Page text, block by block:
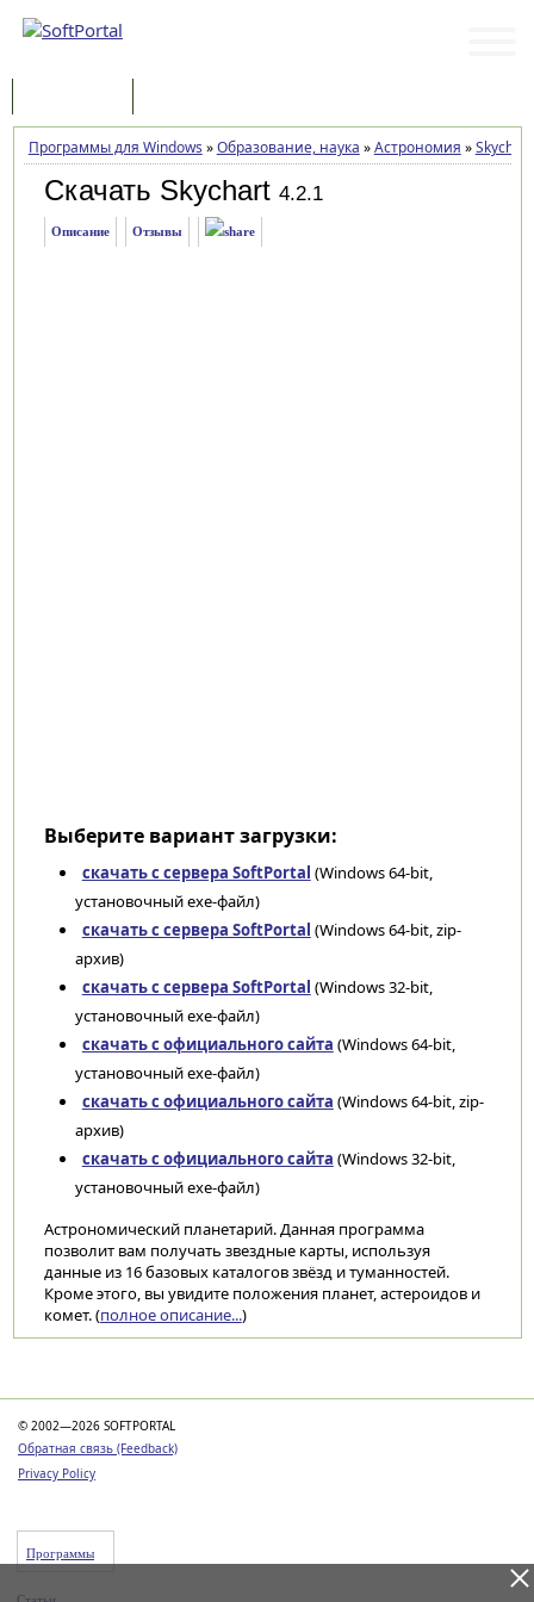
Программы для Windows »Образование, наука »Астрономия »Skychart
Скачать Skychart 4.2.1
Описание Отзывы
Выберите вариант загрузки:
скачать с сервера SoftPortal (Windows 64-bit,
установочный exe-файл)
скачать с сервера SoftPortal (Windows 64-bit, zip-
архив)
скачать с сервера SoftPortal (Windows 32-bit,
установочный exe-файл)
скачать с официального сайта (Windows 64-bit,
установочный exe-файл)
скачать с официального сайта (Windows 64-bit, zip-
архив)
скачать с официального сайта (Windows 32-bit,
установочный exe-файл)
Астрономический планетарий. Данная программа
позволит вам получать звездные карты, используя
данные из 16 базовых каталогов звёзд и туманностей.
Кроме этого, вы увидите положения планет, астероидов и
комет. (полное описание...)
© 2002—2026 SOFTPORTAL
Обратная связь (Feedback)
Privacy Policy
Программы